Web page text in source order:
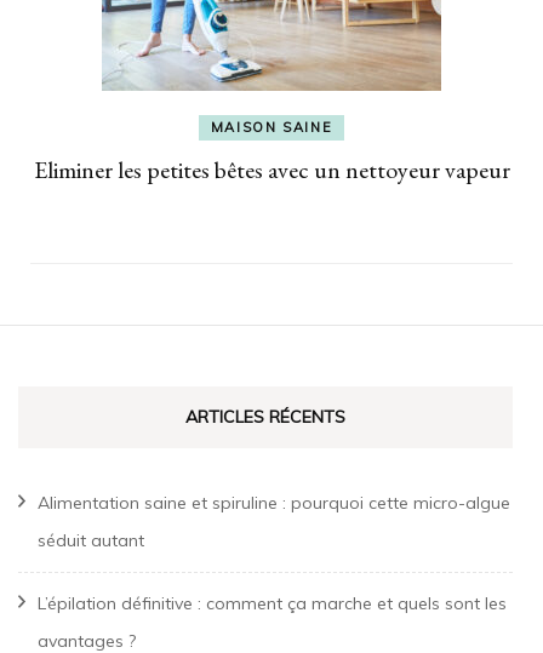
MAISON SAINE
Eliminer les petites bêtes avec un nettoyeur vapeur
ARTICLES RÉCENTS
Alimentation saine et spiruline : pourquoi cette micro-algue
séduit autant
L’épilation définitive : comment ça marche et quels sont les
avantages ?